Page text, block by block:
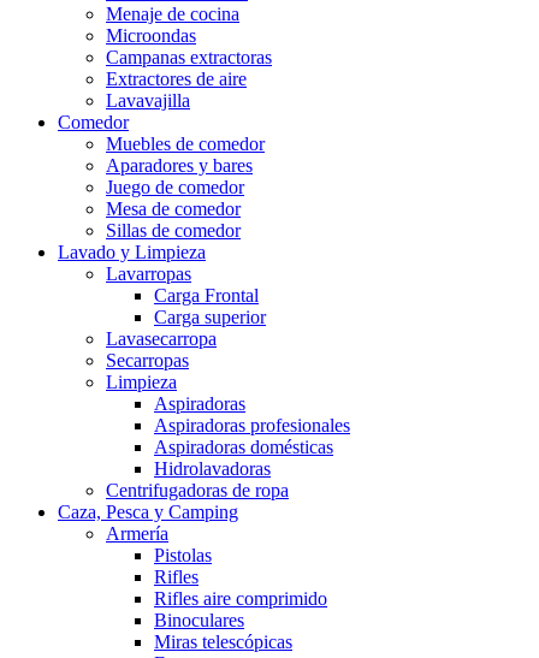
Menaje de cocina
Microondas
Campanas extractoras
Extractores de aire
Lavavajilla
Comedor
Muebles de comedor
Aparadores y bares
Juego de comedor
Mesa de comedor
Sillas de comedor
Lavado y Limpieza
Lavarropas
Carga Frontal
Carga superior
Lavasecarropa
Secarropas
Limpieza
Aspiradoras
Aspiradoras profesionales
Aspiradoras domésticas
Hidrolavadoras
Centrifugadoras de ropa
Caza, Pesca y Camping
Armería
Pistolas
Rifles
Rifles aire comprimido
Binoculares
Miras telescópicas